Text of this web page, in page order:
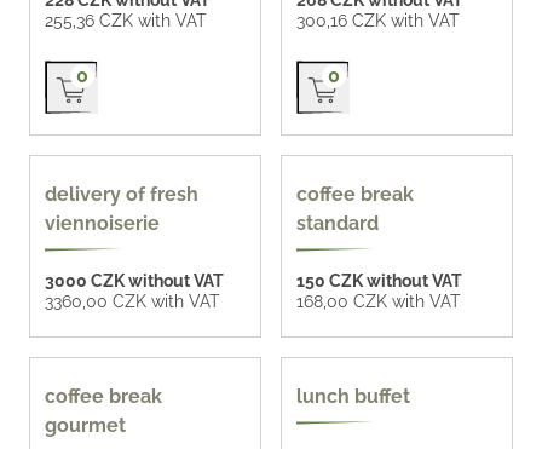
255,36 CZK with VAT
Přidat do košíku
0
300,16 CZK with VAT
Přidat do košíku
0
tailor made offer
delivery of fresh
viennoiserie
3000 CZK without VAT
3360,00 CZK with VAT
coffee break
standard
150 CZK without VAT
168,00 CZK with VAT
coffee break
gourmet
lunch buffet